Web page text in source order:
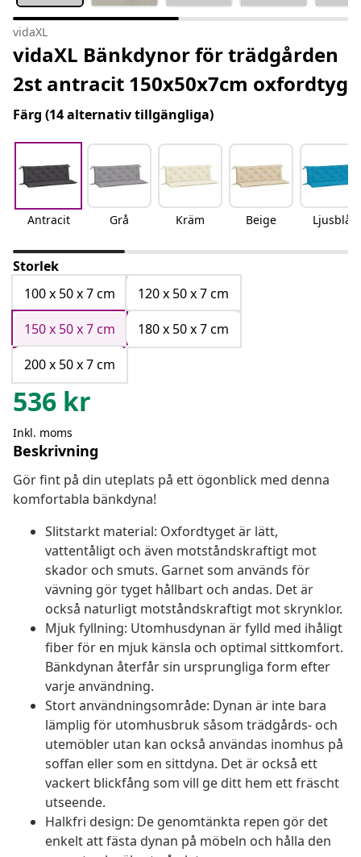
vidaXL
vidaXL Bänkdynor för trädgården
2st antracit 150x50x7cm oxfordtyg
Färg (14 alternativ tillgängliga)
Antracit Grå Kräm Beige Ljusblå
Storlek
100 x 50 x 7 cm
120 x 50 x 7 cm
150 x 50 x 7 cm
180 x 50 x 7 cm
200 x 50 x 7 cm
536 kr
Inkl. moms
Beskrivning
Gör fint på din uteplats på ett ögonblick med denna
komfortabla bänkdyna!
Slitstarkt material: Oxfordtyget är lätt,
vattentåligt och även motståndskraftigt mot
skador och smuts. Garnet som används för
vävning gör tyget hållbart och andas. Det är
också naturligt motståndskraftigt mot skrynklor.
Mjuk fyllning: Utomhusdynan är fylld med ihåligt
fiber för en mjuk känsla och optimal sittkomfort.
Bänkdynan återfår sin ursprungliga form efter
varje användning.
Stort användningsområde: Dynan är inte bara
lämplig för utomhusbruk såsom trädgårds- och
utemöbler utan kan också användas inomhus på
soffan eller som en sittdyna. Det är också ett
vackert blickfång som vill ge ditt hem ett fräscht
utseende.
Halkfri design: De genomtänkta repen gör det
enkelt att fästa dynan på möbeln och hålla den